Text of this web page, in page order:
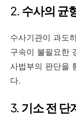
2. 수사의 균
수사기관이 과도
구속이 불필요한
사법부의 판단을
다.
3. 기소 전 단